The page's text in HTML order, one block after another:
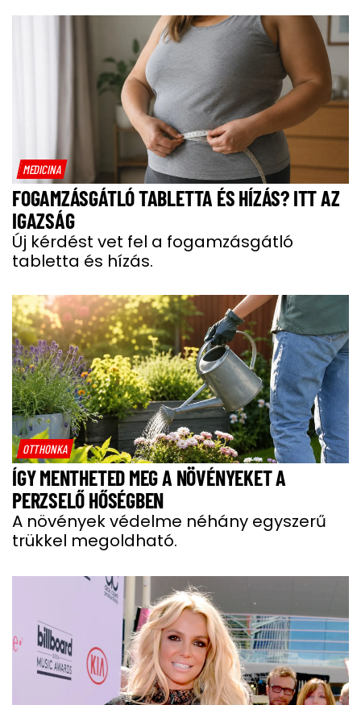
MEDICINA
FOGAMZÁSGÁTLÓ TABLETTA ÉS HÍZÁS? ITT AZ
IGAZSÁG
Új kérdést vet fel a fogamzásgátló
tabletta és hízás.
OTTHONKA
ÍGY MENTHETED MEG A NÖVÉNYEKET A
PERZSELŐ HŐSÉGBEN
A növények védelme néhány egyszerű
trükkel megoldható.